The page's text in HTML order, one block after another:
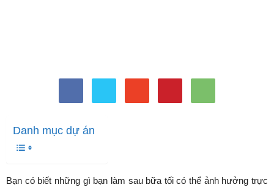
Danh mục dự án
Bạn có biết những gì bạn làm sau bữa tối có thể ảnh hưởng trực